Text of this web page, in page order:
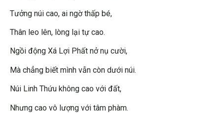
Tưởng núi cao, ai ngờ thấp bé,
Thân leo lên, lòng lại tự cao.
Ngồi động Xá Lợi Phất nở nụ cười,
Mà chẳng biết mình vẫn còn dưới núi.
Núi Linh Thứu không cao với đất,
Nhưng cao vô lượng với tâm phàm.